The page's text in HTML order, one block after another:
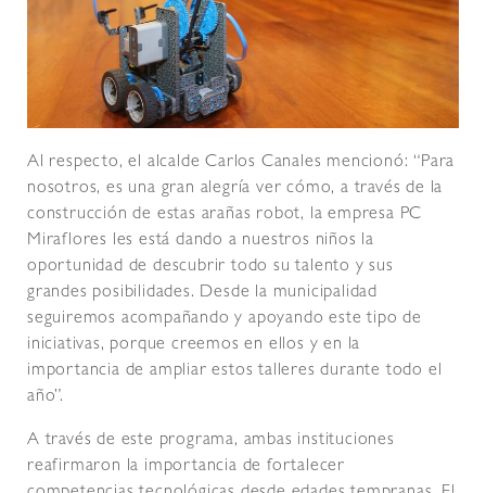
Al respecto, el alcalde Carlos Canales mencionó: “Para
nosotros, es una gran alegría ver cómo, a través de la
construcción de estas arañas robot, la empresa PC
Miraflores les está dando a nuestros niños la
oportunidad de descubrir todo su talento y sus
grandes posibilidades. Desde la municipalidad
seguiremos acompañando y apoyando este tipo de
iniciativas, porque creemos en ellos y en la
importancia de ampliar estos talleres durante todo el
año”.
A través de este programa, ambas instituciones
reafirmaron la importancia de fortalecer